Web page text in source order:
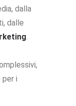
dalla
dalle
.
per i